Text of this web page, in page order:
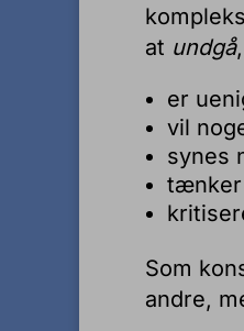
at undgå
er
vil
synes
tænker
Som
andre,